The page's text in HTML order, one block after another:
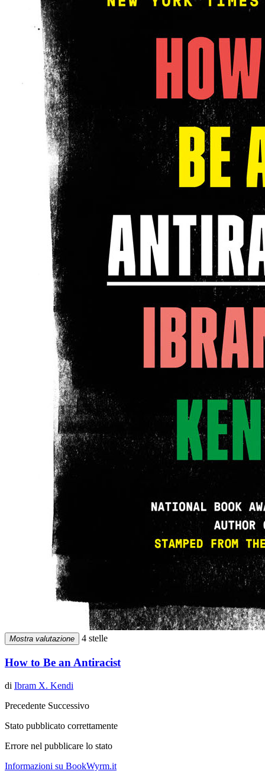
Mostra valutazione 4 stelle
How to Be an Antiracist
di Ibram X. Kendi
Precedente Successivo
Stato pubblicato correttamente
Errore nel pubblicare lo stato
Informazioni su BookWyrm.it